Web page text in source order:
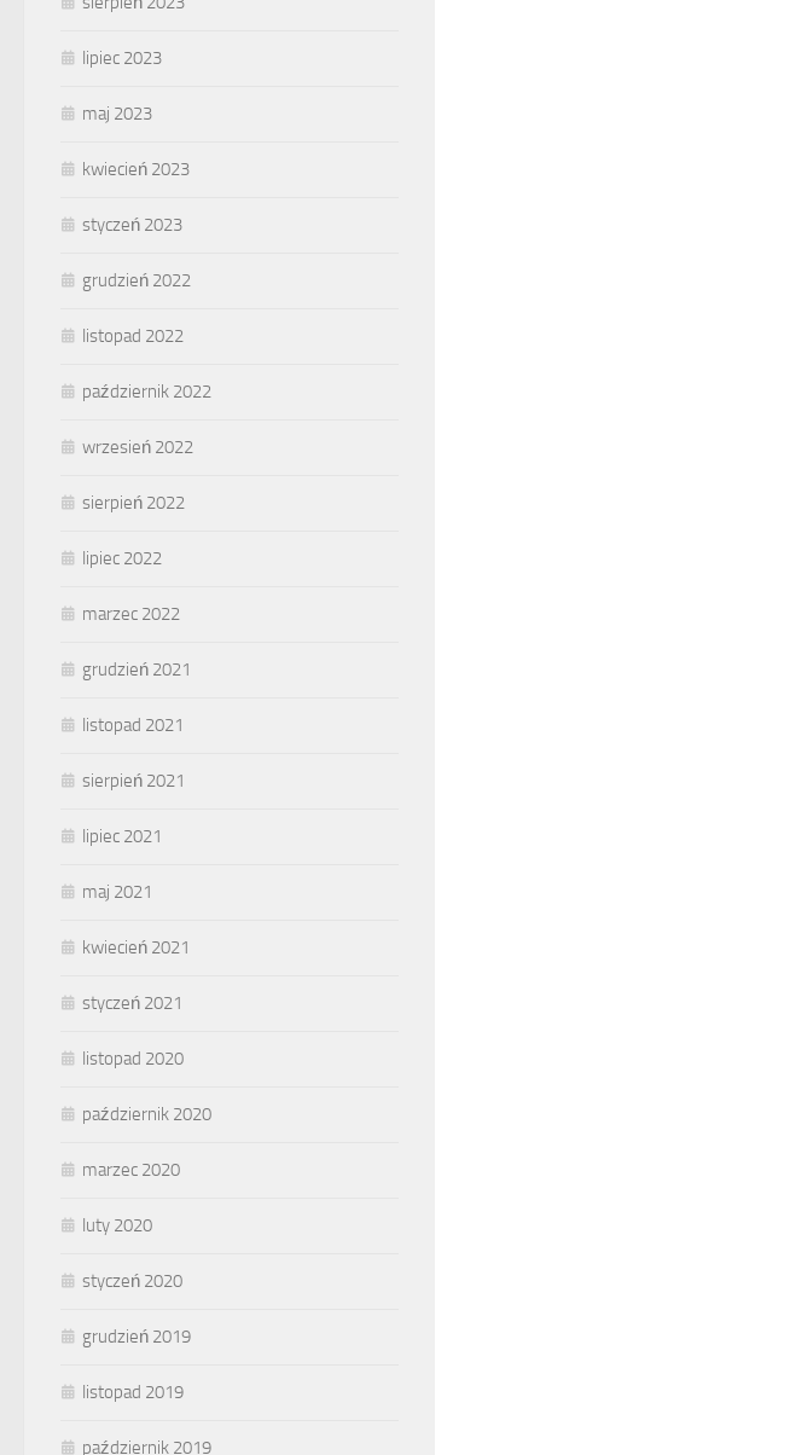
lipiec 2023
maj 2023
kwiecień 2023
styczeń 2023
grudzień 2022
listopad 2022
październik 2022
wrzesień 2022
sierpień 2022
lipiec 2022
marzec 2022
grudzień 2021
listopad 2021
sierpień 2021
lipiec 2021
maj 2021
kwiecień 2021
styczeń 2021
listopad 2020
październik 2020
marzec 2020
luty 2020
styczeń 2020
grudzień 2019
listopad 2019
październik 2019